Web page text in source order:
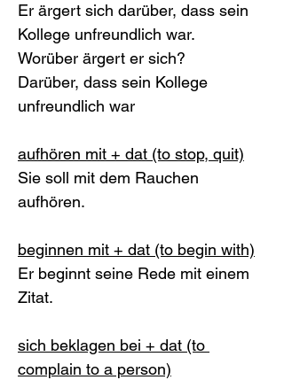
Er ärgert sich darüber, dass sein
Kollege unfreundlich war.
Worüber ärgert er sich?
Darüber, dass sein Kollege
unfreundlich war
aufhören mit + dat (to stop, quit)
Sie soll mit dem Rauchen
aufhören.
beginnen mit + dat (to begin with)
Er beginnt seine Rede mit einem
Zitat.
sich beklagen bei + dat (to
complain to a person)